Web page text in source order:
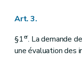
Art. 3.
§1er. La demande
une évaluation des